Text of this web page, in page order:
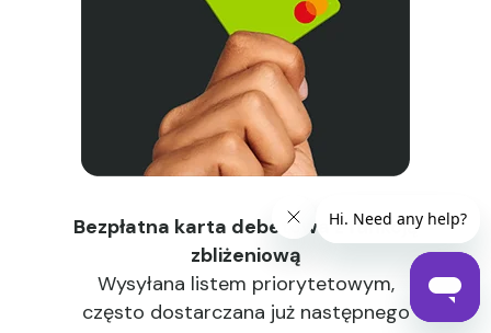
Bezpłatna karta debetowa z funkcją
zbliżeniową
Wysyłana listem priorytetowym,
często dostarczana już następnego